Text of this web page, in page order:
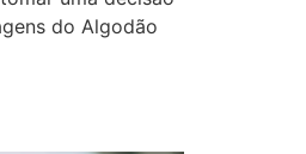
do Algodão